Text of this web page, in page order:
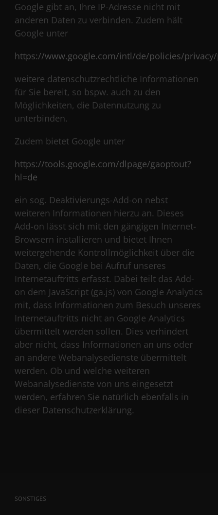
Google gibt an, Ihre IP-Adresse nicht mit
anderen Daten zu verbinden. Zudem hält
Google unter
https://www.google.com/intl/de/policies/
weitere datenschutzrechtliche Informationen
für Sie bereit, so bspw. auch zu den
Möglichkeiten, die Datennutzung zu
unterbinden.
Zudem bietet Google unter
https://tools.google.com/dlpage/gaoptout?
hl=de
ein sog. Deaktivierungs-Add-on nebst
weiteren Informationen hierzu an. Dieses
Add-on lässt sich mit den gängigen Internet-
Browsern installieren und bietet Ihnen
weitergehende Kontrollmöglichkeit über die
Daten, die Google bei Aufruf unseres
Internetauftritts erfasst. Dabei teilt das Add-
on dem JavaScript (ga.js) von Google Analytics
mit, dass Informationen zum Besuch unseres
Internetauftritts nicht an Google Analytics
übermittelt werden sollen. Dies verhindert
aber nicht, dass Informationen an uns oder
an andere Webanalysedienste übermittelt
werden. Ob und welche weiteren
Webanalysedienste von uns eingesetzt
werden, erfahren Sie natürlich ebenfalls in
dieser Datenschutzerklärung.
SONSTIGES